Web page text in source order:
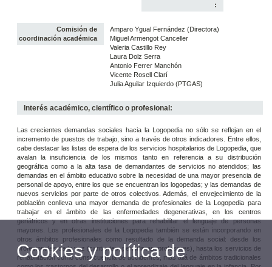
:
Comisión de
coordinación académica
Amparo Ygual Fernández (Directora)
Miguel Armengot Canceller
Valeria Castillo Rey
Laura Dolz Serra
Antonio Ferrer Manchón
Vicente Rosell Clarí
Julia Aguilar Izquierdo (PTGAS)
Interés académico, científico o profesional:
Las crecientes demandas sociales hacia la Logopedia no sólo se reflejan en el
incremento de puestos de trabajo, sino a través de otros indicadores. Entre ellos,
cabe destacar las listas de espera de los servicios hospitalarios de Logopedia, que
avalan la insuficiencia de los mismos tanto en referencia a su distribución
geográfica como a la alta tasa de demandantes de servicios no atendidos; las
demandas en el ámbito educativo sobre la necesidad de una mayor presencia de
personal de apoyo, entre los que se encuentran los logopedas; y las demandas de
nuevos servicios por parte de otros colectivos. Además, el envejecimiento de la
población conlleva una mayor demanda de profesionales de la Logopedia para
trabajar en el ámbito de las enfermedades degenerativas, en los centros
geriátricos y en otras instituciones para rehabilitar el lenguaje de personas
mayores. Los profesionales de la Logopedia también se están incorporando en
otros ámbitos profesionales como resultado de la demanda social: desde los
profesionales de la voz (cantantes, periodistas, profesores), hasta los servicios de
rehabilitación como consecuencia de accidentes, más allá de ámbitos tradicionales
Cookies y política de